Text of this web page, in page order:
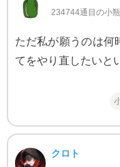
234744通目の小瓶
ただ私が願うのは何
てをやり直したいと
クロト